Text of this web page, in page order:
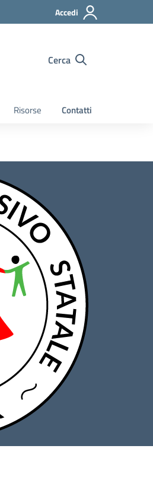
Accedi
Cerca
Risorse Contatti